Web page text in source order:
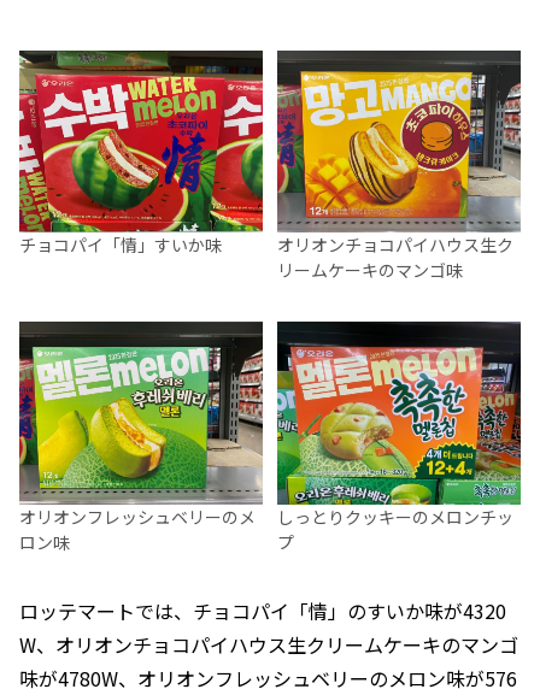
チョコパイ「情」すいか味
オリオンチョコパイハウス生ク
リームケーキのマンゴ味
オリオンフレッシュベリーのメ
ロン味
しっとりクッキーのメロンチッ
プ
ロッテマートでは、チョコパイ「情」のすいか味が4320
W、オリオンチョコパイハウス生クリームケーキのマンゴ
味が4780W、オリオンフレッシュベリーのメロン味が576